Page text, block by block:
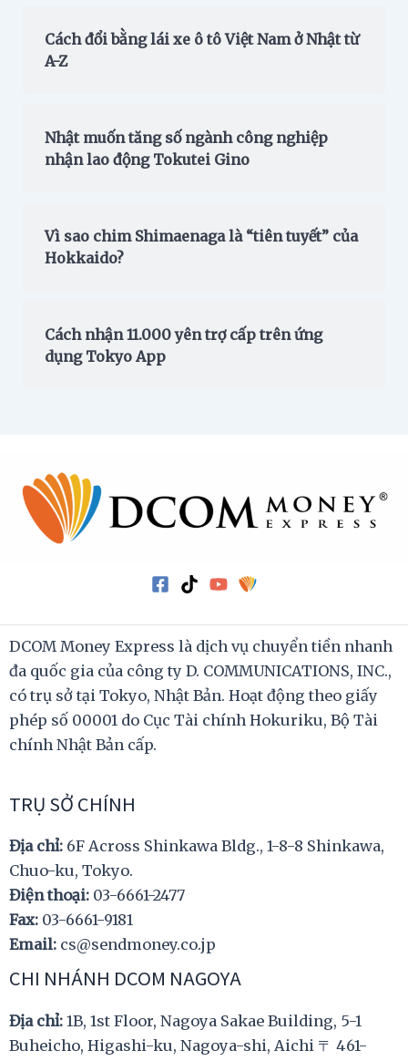
Cách đổi bằng lái xe ô tô Việt Nam ở Nhật từ
A-Z
Nhật muốn tăng số ngành công nghiệp
nhận lao động Tokutei Gino
Vì sao chim Shimaenaga là “tiên tuyết” của
Hokkaido?
Cách nhận 11.000 yên trợ cấp trên ứng
dụng Tokyo App
DCOM Money Express là dịch vụ chuyển tiền nhanh
đa quốc gia của công ty D. COMMUNICATIONS, INC.,
có trụ sở tại Tokyo, Nhật Bản. Hoạt động theo giấy
phép số 00001 do Cục Tài chính Hokuriku, Bộ Tài
chính Nhật Bản cấp.
TRỤ SỞ CHÍNH
Địa chỉ: 6F Across Shinkawa Bldg., 1-8-8 Shinkawa,
Chuo-ku, Tokyo.
Điện thoại: 03-6661-2477
Fax: 03-6661-9181
Email: cs@sendmoney.co.jp
CHI NHÁNH DCOM NAGOYA
Địa chỉ: 1B, 1st Floor, Nagoya Sakae Building, 5-1
Buheicho, Higashi-ku, Nagoya-shi, Aichi 〒 461-